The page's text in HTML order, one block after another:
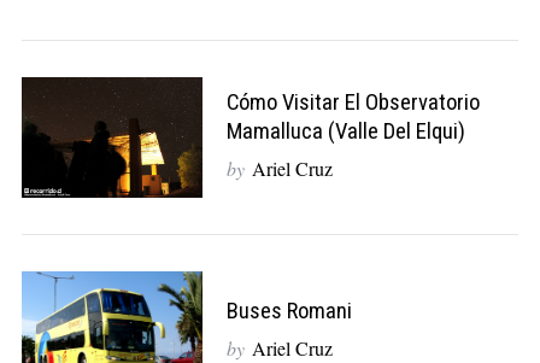
Cómo Visitar El Observatorio
Mamalluca (Valle Del Elqui)
by Ariel Cruz
Buses Romani
by Ariel Cruz